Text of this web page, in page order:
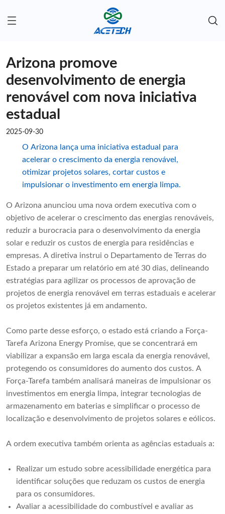
Arizona promove
desenvolvimento de energia
renovável com nova iniciativa
estadual
2025-09-30
O Arizona lança uma iniciativa estadual para
acelerar o crescimento da energia renovável,
otimizar projetos solares, cortar custos e
impulsionar o investimento em energia limpa.
O Arizona anunciou uma nova ordem executiva com o
objetivo de acelerar o crescimento das energias renováveis,
reduzir a burocracia para o desenvolvimento da energia
solar e reduzir os custos de energia para residências e
empresas. A diretiva instrui o Departamento de Terras do
Estado a preparar um relatório em até 30 dias, delineando
estratégias para agilizar os processos de aprovação de
projetos de energia renovável em terras estaduais e acelerar
os projetos existentes já em andamento.
Como parte desse esforço, o estado está criando a Força-
Tarefa Arizona Energy Promise, que se concentrará em
viabilizar a expansão em larga escala da energia renovável,
protegendo os consumidores do aumento dos custos. A
Força-Tarefa também analisará maneiras de impulsionar os
investimentos em energia limpa, integrar tecnologias de
armazenamento em baterias e simplificar o processo de
localização e desenvolvimento de projetos solares e eólicos.
A ordem executiva também orienta as agências estaduais a:
Realizar um estudo sobre acessibilidade energética para
identificar soluções que reduzam os custos de energia
para os consumidores.
Avaliar a acessibilidade do combustível e avaliar as